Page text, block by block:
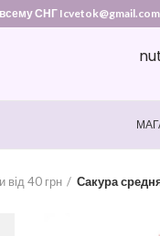
СНГ Icvetok@gmail.com
від 40 грн Сакура